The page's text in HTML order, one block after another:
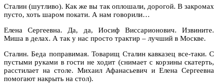
Сталин (шутливо). Как же вы так оплошали, дорогой. В закромах
пусто, хоть шаром покати. А нам говорили…
Елена Сергеевна. Да, да, Иосиф Виссарионович. Извините.
Миша в делах. А так у нас просто трактир – лучший в Москве.
Сталин. Беда поправимая. Товарищ Сталин кавказец все-таки. С
пустыми руками в гости не ходит (снимает с корзины скатерть,
расстилает на столе. Михаил Афанасьевич и Елена Сергеевна
помогают накрыть на стол).